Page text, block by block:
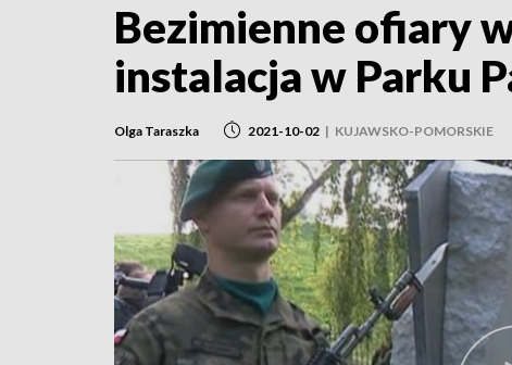
Bezimienne ofiary
instalacja w Parku
Olga Taraszka 2021-10-02 | KUJAWSKO-POMORSKIE